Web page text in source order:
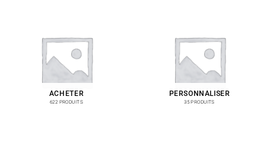
ACHETER
622 PRODUITS
PERSONNALISER
35 PRODUITS